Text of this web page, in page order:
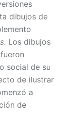
dibujos de
. Los dibujos
social de su
de ilustrar
a
de